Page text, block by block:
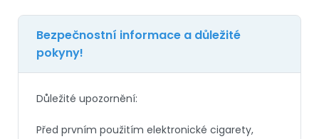
-
(ANANAS)
Kč